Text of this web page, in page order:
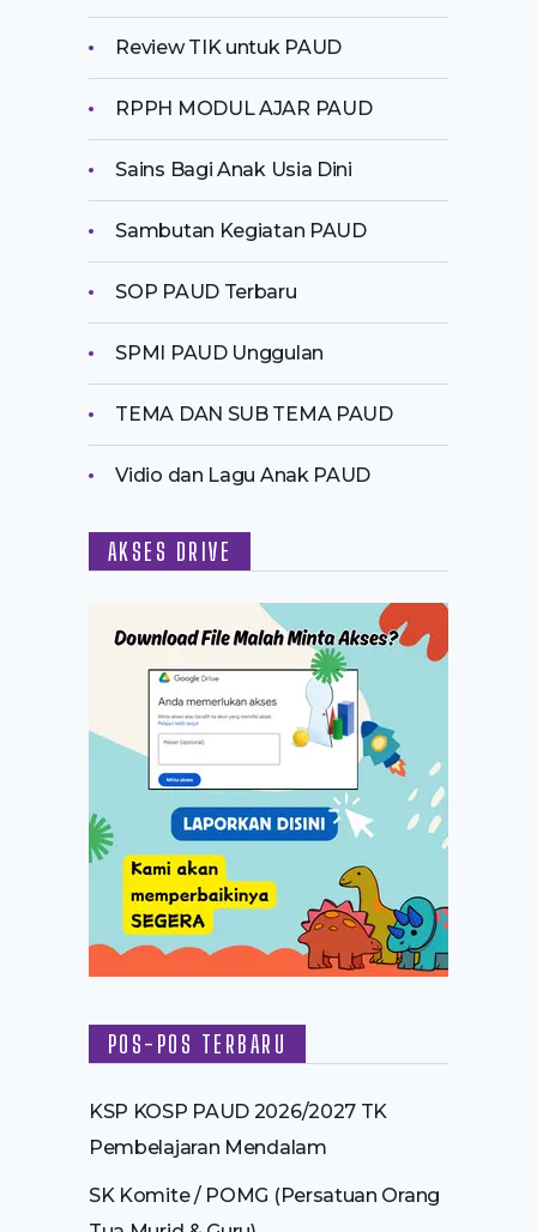
Review TIK untuk PAUD
RPPH MODUL AJAR PAUD
Sains Bagi Anak Usia Dini
Sambutan Kegiatan PAUD
SOP PAUD Terbaru
SPMI PAUD Unggulan
TEMA DAN SUB TEMA PAUD
Vidio dan Lagu Anak PAUD
AKSES DRIVE
POS-POS TERBARU
KSP KOSP PAUD 2026/2027 TK
Pembelajaran Mendalam
SK Komite / POMG (Persatuan Orang